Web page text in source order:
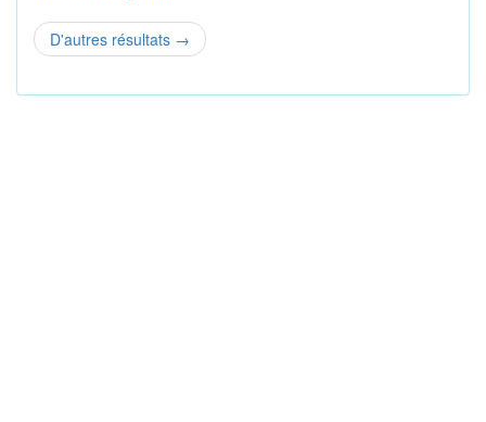
D'autres résultats →